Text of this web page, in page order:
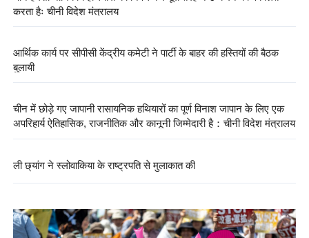
करता हैः चीनी विदेश मंत्रालय
आर्थिक कार्य पर सीपीसी केंद्रीय कमेटी ने पार्टी के बाहर की हस्तियों की बैठक
बुलायी
चीन में छोड़े गए जापानी रासायनिक हथियारों का पूर्ण विनाश जापान के लिए एक
अपरिहार्य ऐतिहासिक, राजनीतिक और कानूनी जिम्मेदारी है：चीनी विदेश मंत्रालय
ली छ्यांग ने स्लोवाकिया के राष्ट्रपति से मुलाकात की